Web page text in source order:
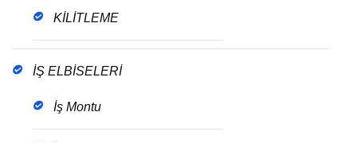
KİLİTLEME
İŞ ELBİSELERİ
İş Montu